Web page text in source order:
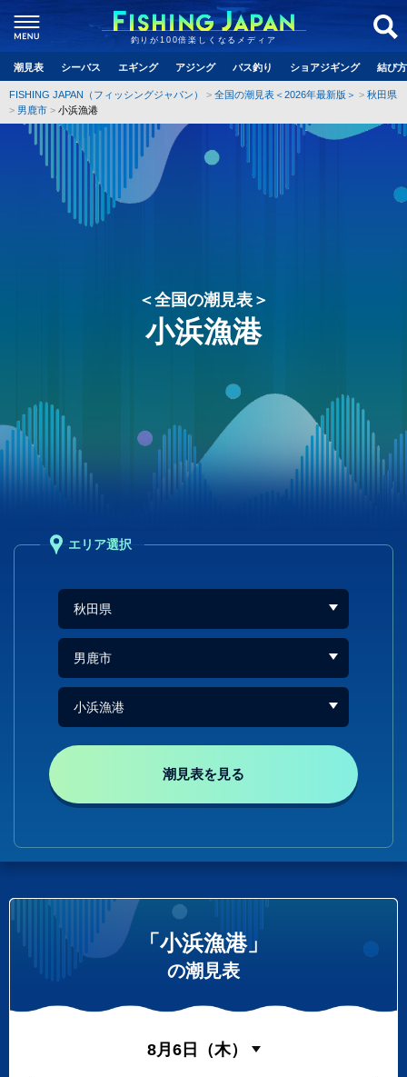
釣りが100倍楽しくなるメディア
潮見表 シーバス エギング アジング バス釣り ショアジギング 結び
FISHING JAPAN（フィッシングジャパン） 全国の潮見表＜2026年最新版＞
秋田県
男鹿市
小浜漁港
＜全国の潮見表＞
小浜漁港
エリア選択
潮見表を見る
「小浜漁港」
の潮見表